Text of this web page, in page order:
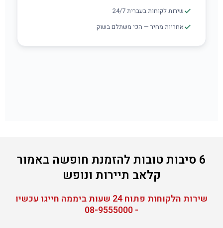
שירות לקוחות בעברית 24/7
אחריות מחיר — הכי משתלם בשוק
6 סיבות טובות להזמנת חופשה באמור
קלאב תיירות ונופש
שירות הלקוחות פתוח 24 שעות ביממה חייגו עכשיו
- 08-9555000